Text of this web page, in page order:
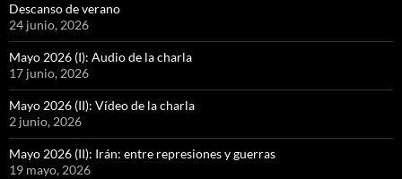
Descanso de verano
24 junio, 2026
Mayo 2026 (I): Audio de la charla
17 junio, 2026
Mayo 2026 (II): Vídeo de la charla
2 junio, 2026
Mayo 2026 (II): Irán: entre represiones y guerras
19 mayo, 2026